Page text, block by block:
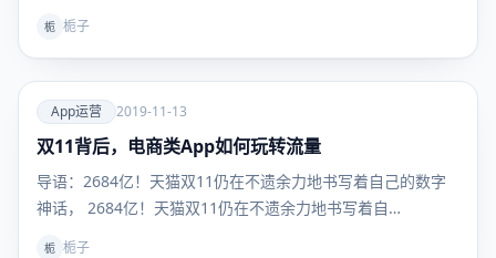
栀 栀子
爱
App运
App运营 2019-11-13
双11背后，电商类App如何玩转流量
导语：2684亿！天猫双11仍在不遗余力地书写着自己的数字
神话， 2684亿！天猫双11仍在不遗余力地书写着自…
栀 栀子